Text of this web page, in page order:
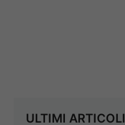
ULTIMI ARTICOLI